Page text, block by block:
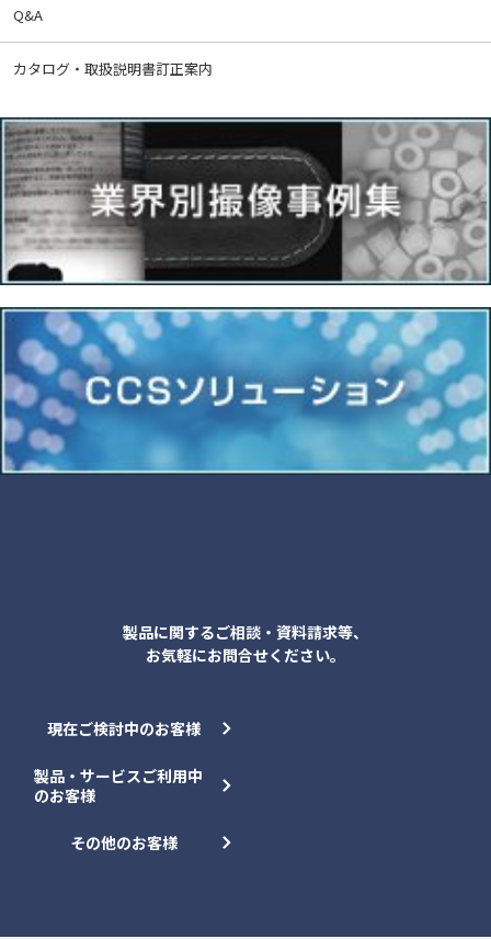
Q&A
カタログ・取扱説明書訂正案内
製品に関するご相談・資料請求等、
お気軽にお問合せください。
現在ご検討中のお客様
製品・サービスご利用中
のお客様
その他のお客様